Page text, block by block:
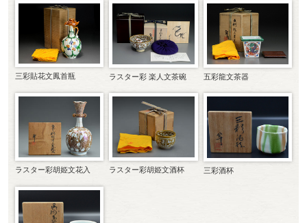
三彩貼花文鳳首瓶 ラスター彩 楽人文茶碗 五彩龍文茶器
ラスター彩胡姫文花入 ラスター彩胡姫文酒杯 三彩酒杯